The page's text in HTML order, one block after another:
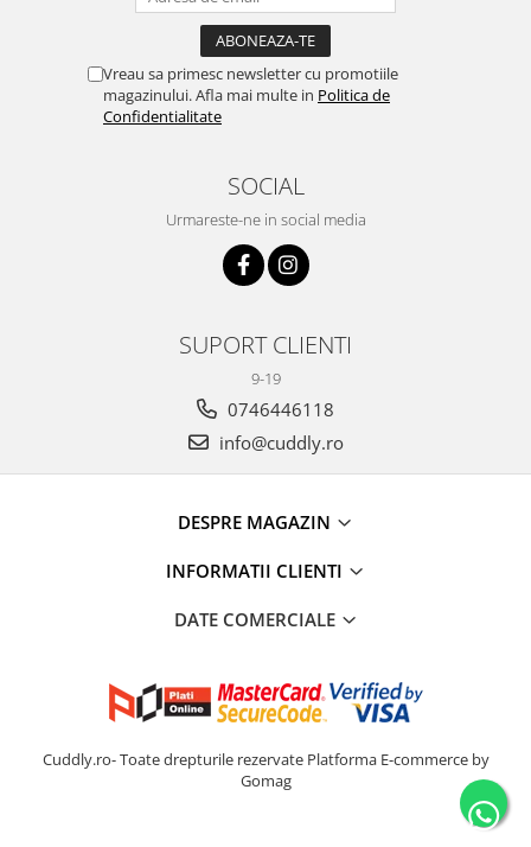
Vreau sa primesc newsletter cu promotiile
magazinului. Afla mai multe in Politica de
Confidentialitate
SOCIAL
Urmareste-ne in social media
SUPORT CLIENTI
9-19
0746446118
info@cuddly.ro
DESPRE MAGAZIN
INFORMATII CLIENTI
DATE COMERCIALE
Cuddly.ro- Toate drepturile rezervate Platforma E-commerce by
Gomag